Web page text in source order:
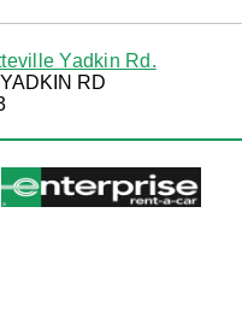
Yadkin Rd.
RD